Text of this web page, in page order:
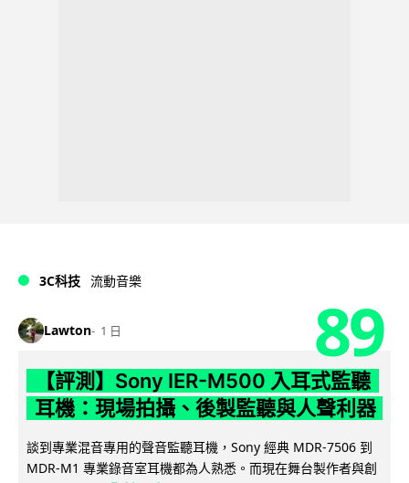
3C科技 流動音樂
Lawton 1 日 89
【評測】Sony IER-M500 入耳式監聽
耳機：現場拍攝、後製監聽與人聲利器
談到專業混音專用的聲音監聽耳機，Sony 經典 MDR-7506 到
MDR-M1 專業錄音室耳機都為人熟悉。而現在舞台製作者與創